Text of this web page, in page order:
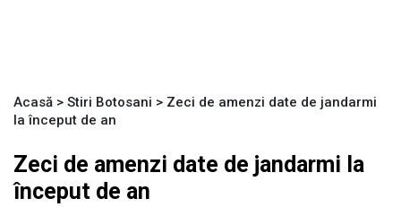
Acasă > Stiri Botosani > Zeci de amenzi date de jandarmi
la început de an
Zeci de amenzi date de jandarmi la
început de an